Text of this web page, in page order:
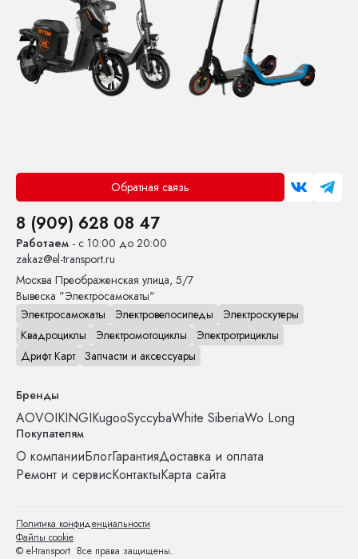
Обратная связь
8 (909) 628 08 47
Работаем - с 10:00 до 20:00
zakaz@el-transport.ru
Москва Преображенская улица, 5/7
Вывеска "Электросамокаты"
Электросамокаты
Электровелосипеды
Электроскутеры
Квадроциклы
Электромотоциклы
Электротрициклы
Дрифт Карт Запчасти и аксессуары
Бренды
AOVOIKINGIKugooSyccybaWhite SiberiaWo Long
Покупателям
О компанииБлогГарантияДоставка и оплата
Ремонт и сервисКонтактыКарта сайта
© el-transport Все права защищены.
Политика конфиденциальности
Файлы cookie